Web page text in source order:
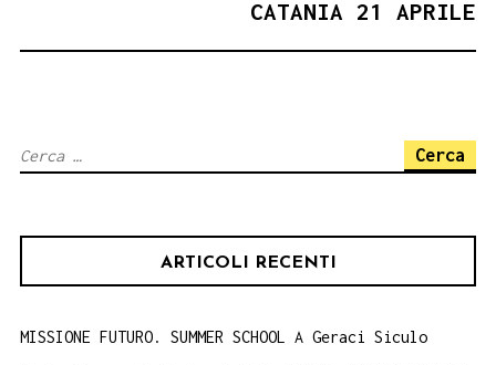
CATANIA 21 APRILE
Ricerca
ARTICOLI RECENTI
MISSIONE FUTURO. SUMMER SCHOOL A Geraci Siculo